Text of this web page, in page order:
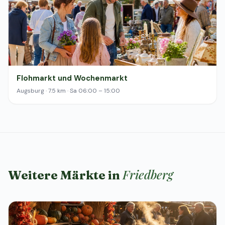
Flohmarkt und Wochenmarkt
Augsburg · 7.5 km · Sa 06:00 – 15:00
Weitere Märkte inFriedberg